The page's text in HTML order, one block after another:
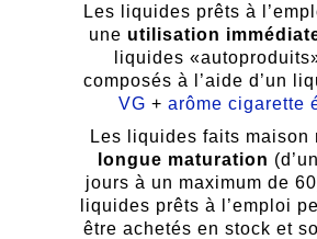
Les liquides prêts à
une utilisation
liquides
composés à l’aide d’un
VG + arôme cigarette
Les liquides faits maison
longue maturation
jours à un maximum de
liquides prêts à l’emploi
être achetés en stock et